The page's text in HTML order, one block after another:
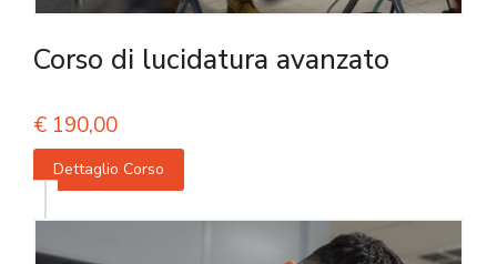
Corso di lucidatura avanzato
€ 190,00
Dettaglio Corso